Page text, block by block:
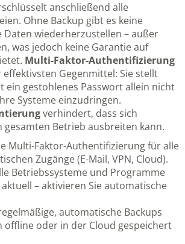
anschließend alle
Ohne Backup gibt es keine
Daten wiederherzustellen – außer
was jedoch keine Garantie auf
Multi-Faktor-Authentifizierung
effektivsten Gegenmittel: Sie stellt
ein gestohlenes Passwort allein nicht
Systeme einzudringen.
verhindert, dass sich
gesamten Betrieb ausbreiten kann.
Multi-Faktor-Authentifizierung für alle
Zugänge (E-Mail, VPN, Cloud).
Betriebssysteme und Programme
– aktivieren Sie automatische
automatische Backups
offline oder in der Cloud gespeichert